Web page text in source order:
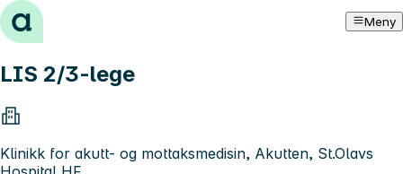
Hopp til innhold Meny
LIS 2/3-lege
Klinikk for akutt- og mottaksmedisin, Akutten, St.Olavs